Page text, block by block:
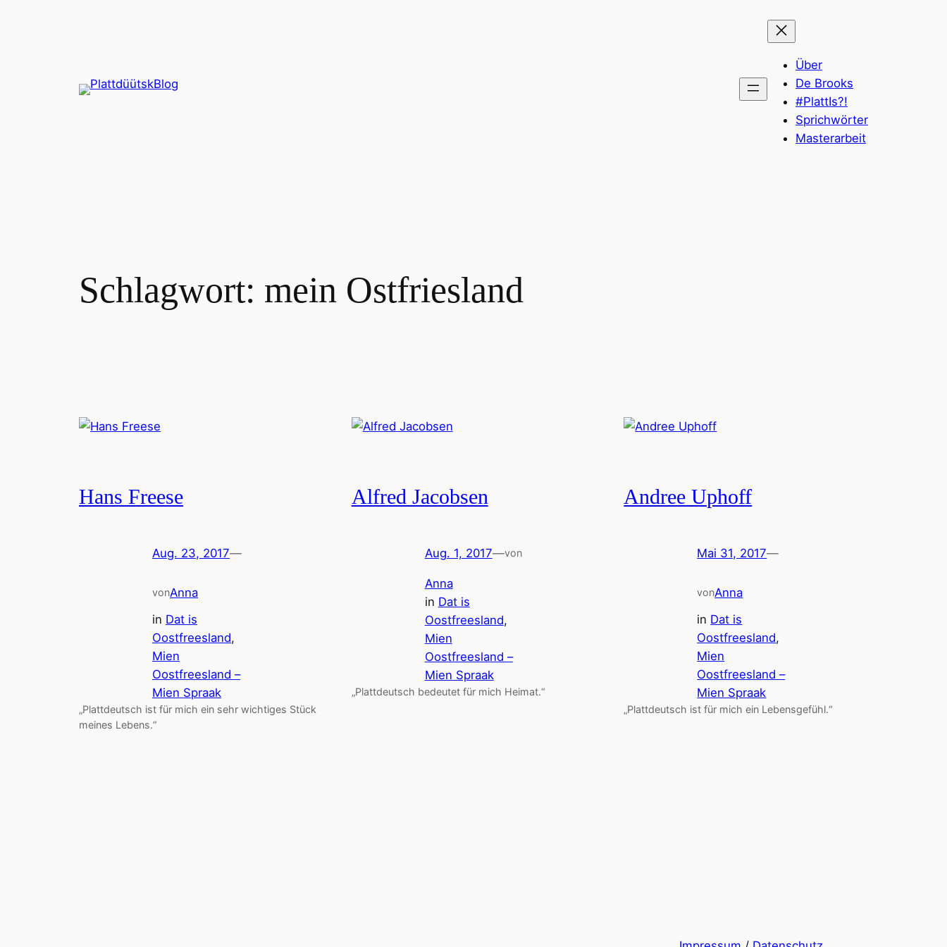
Über
De Brooks
#PlattIs?!
Sprichwörter
Masterarbeit
Schlagwort: mein Ostfriesland
Hans Freese
Aug. 23, 2017—
vonAnna
in Dat is
Oostfreesland
Mien
Oostfreesland –
Mien Spraak
„Plattdeutsch ist für mich ein sehr wichtiges Stück
meines Lebens.“
Alfred Jacobsen
Aug. 1, 2017—von
Anna
in Dat is
Oostfreesland
Mien
Oostfreesland –
Mien Spraak
„Plattdeutsch bedeutet für mich Heimat.“
Andree Uphoff
Mai 31, 2017—
vonAnna
in Dat is
Oostfreesland
Mien
Oostfreesland –
Mien Spraak
„Plattdeutsch ist für mich ein Lebensgefühl.“